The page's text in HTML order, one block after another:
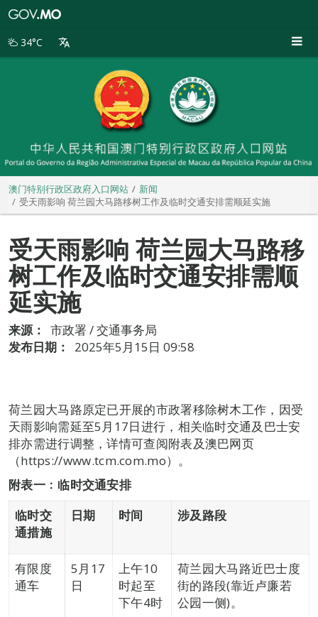
别
34°C
澳门特别行政区政府入口网站
新闻
受天雨影响 荷兰园大马路移树工作及临时交通安排需顺延实施
受天雨影响 荷兰园大马路移
树工作及临时交通安排需顺
延实施
来源：
市政署 / 交通事务局
发布日期：
2025年5月15日 09:58
荷兰园大马路原定已开展的市政署移除树木工作，因受
天雨影响需延至5月17日进行，相关临时交通及巴士安
排亦需进行调整，详情可查阅附表及澳巴网页
（https://www.tcm.com.mo）。
附表一﹕临时交通安排
临时交
通措施
日期 时间 涉及路段
有限度
通车
5月17
日
上午10
时起至
下午4时
荷兰园大马路近巴士度
街的路段(靠近卢廉若
公园一侧)。